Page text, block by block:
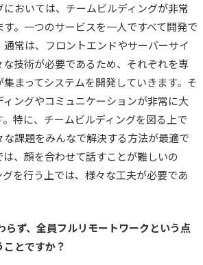
おいては、チームビルディングが非常
す。一つのサービスを一人ですべて開発で
常は、 フロントエンドやサーバーサイ
な技術が必要であるため、それぞれを専
まってシステムを開発していきます。そ
ングやコミュニケーションが非常に大
特に、チームビルディングを図る上で
な課題をみんなで解決する方法が最適で
、顔を合わせて話すことが難しいの
を行う上では、様々な工夫が必要であ
ず、全員フルリモートワークという点
とですか？